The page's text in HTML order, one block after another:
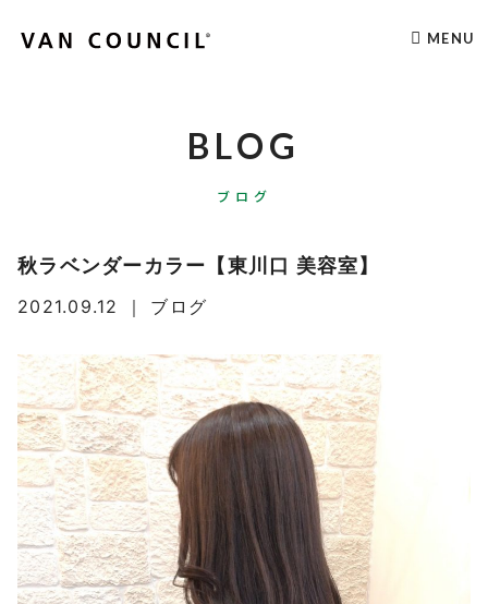
MENU
BLOG
ブログ
秋ラベンダーカラー【東川口 美容室】
2021.09.12 ｜ ブログ